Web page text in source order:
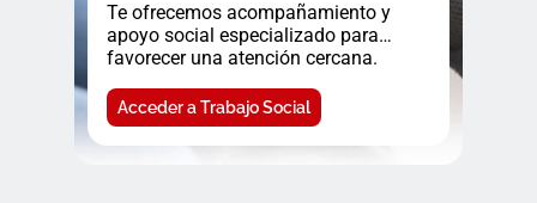
Te ofrecemos acompañamiento y
apoyo social especializado para
favorecer una atención cercana.
Acceder a Trabajo Social